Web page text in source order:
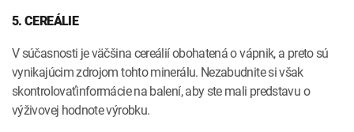
5. CEREÁLIE
V súčasnosti je väčšina cereálií obohatená o vápnik, a preto sú
vynikajúcim zdrojom tohto minerálu. Nezabudnite si však
skontrolovaťinformácie na balení, aby ste mali predstavu o
výživovej hodnote výrobku.